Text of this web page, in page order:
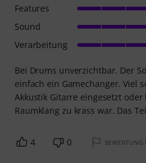
Bei Drums unverzichtbar. Der
einfach ein Gamechanger. Viel
Akkustik Gitarre eingesetzt
Raumklang zu krass war. Das
Features
Sound
Verarbeitung
4 0 BEWERTUNG